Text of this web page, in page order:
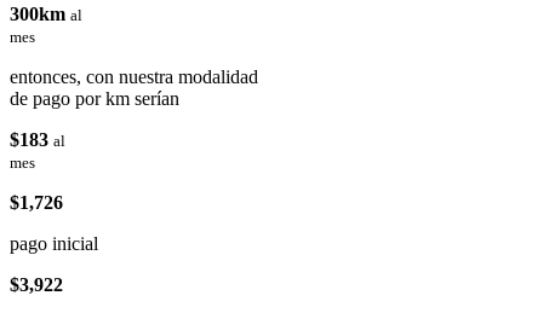
300km al
mes
entonces, con nuestra modalidad
de pago por km serían
$183 al
mes
$1,726
pago inicial
$3,922